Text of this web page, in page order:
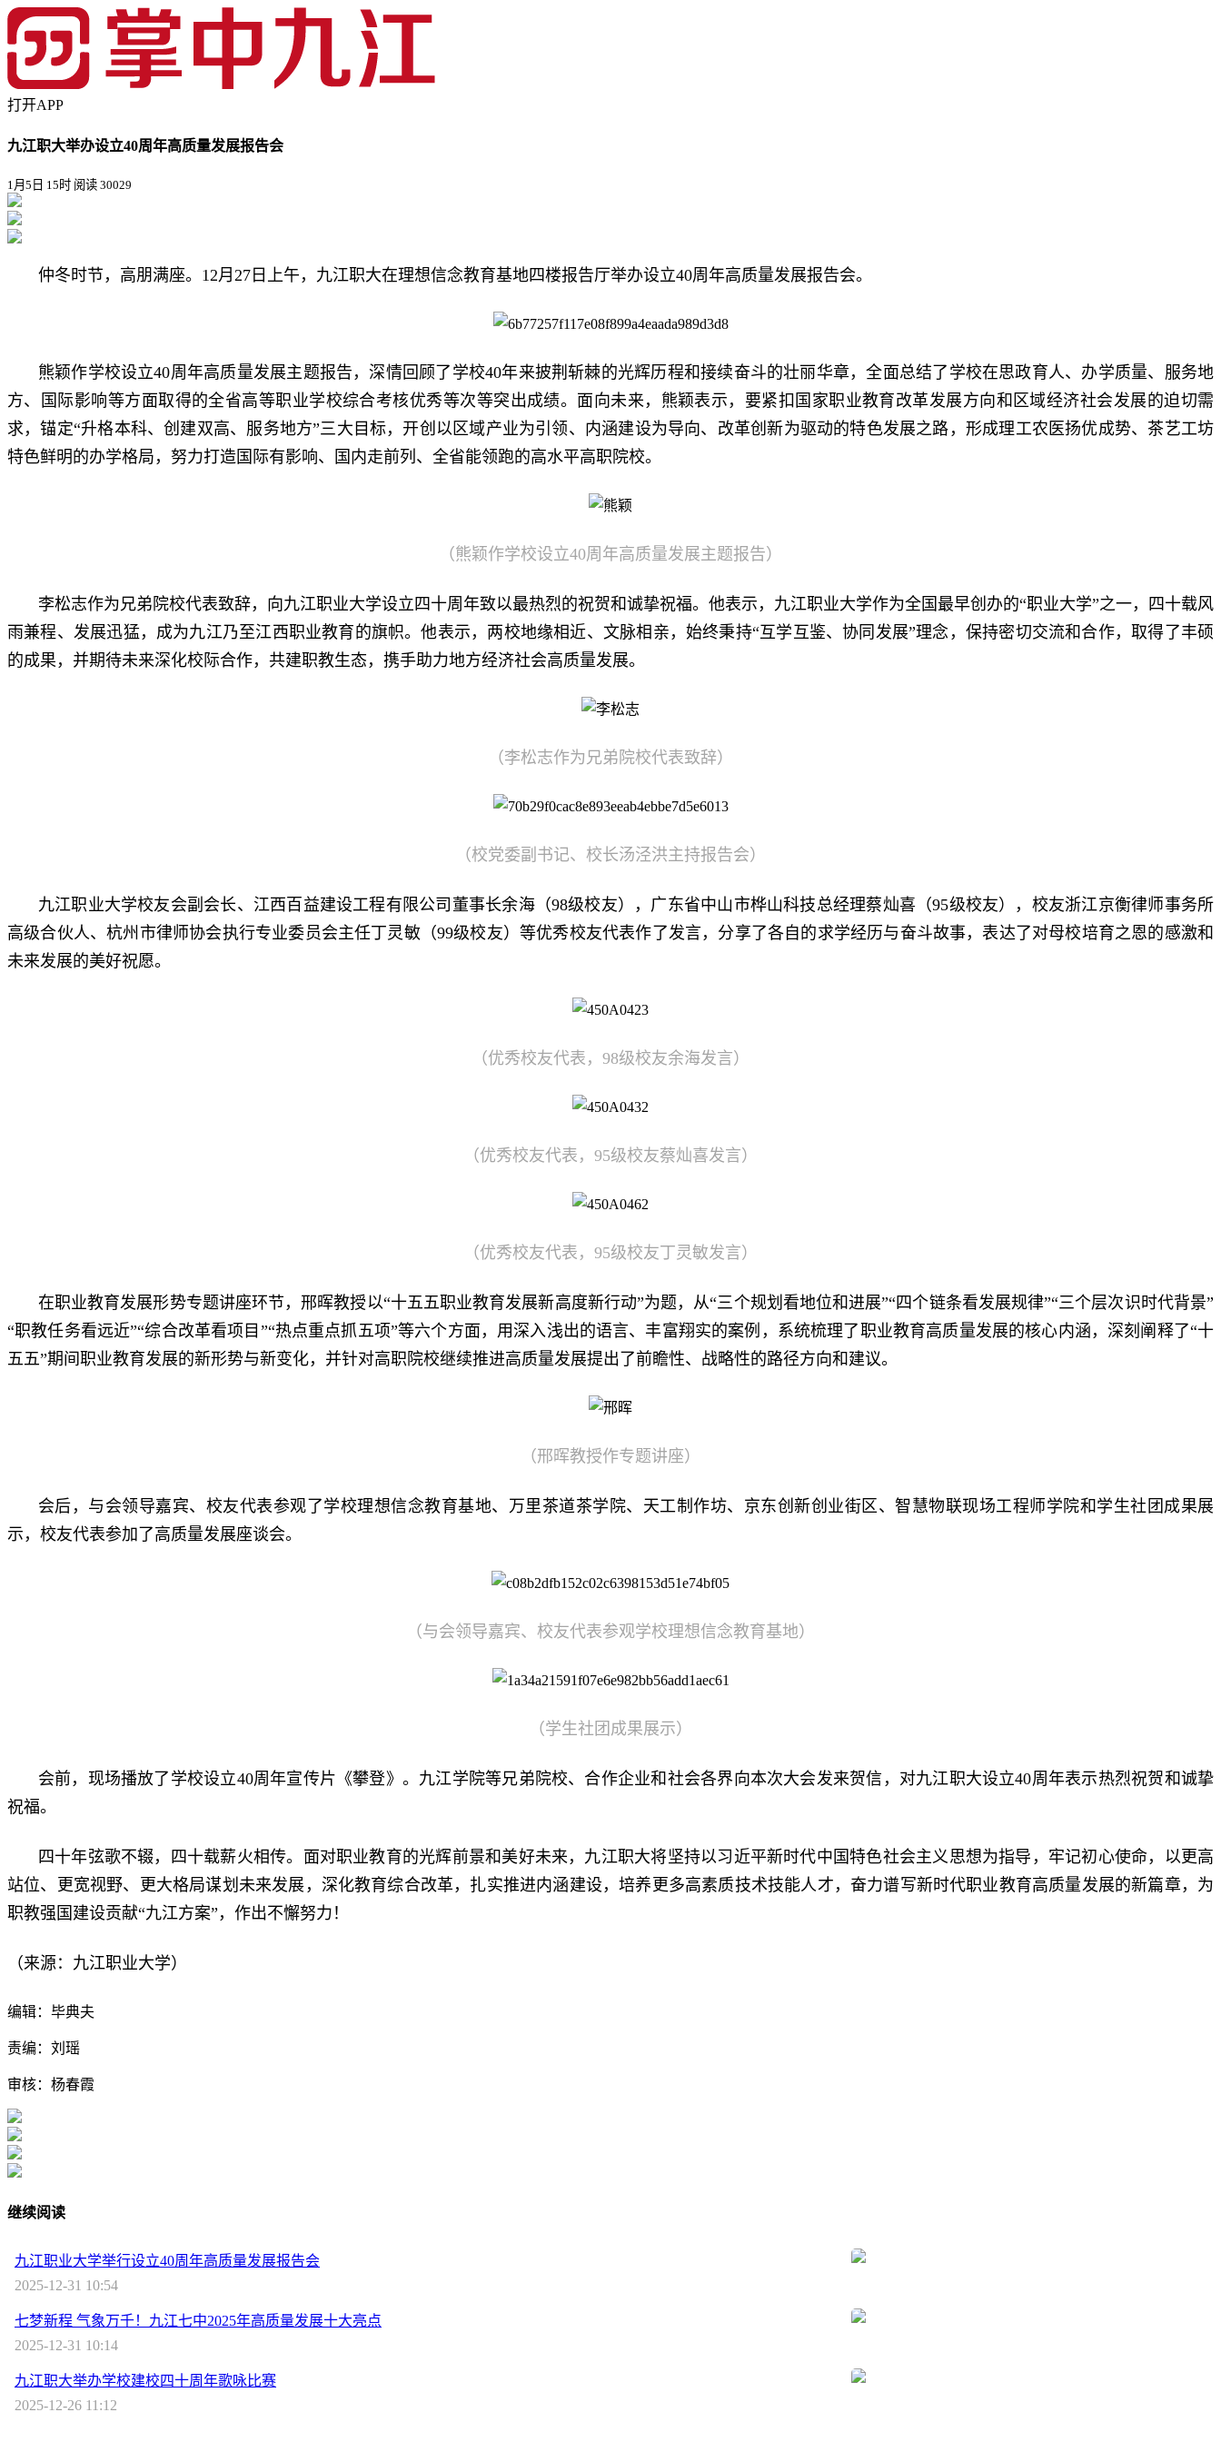
打开APP
九江职大举办设立40周年高质量发展报告会
1月5日 15时 阅读 30029
仲冬时节，高朋满座。12月27日上午，九江职大在理想信念教育基地四楼报告厅举办设立40周年高质量发展报告会。
熊颖作学校设立40周年高质量发展主题报告，深情回顾了学校40年来披荆斩棘的光辉历程和接续奋斗的壮丽华章，全面总结了学校在思政育人、办学质量、服务地
方、国际影响等方面取得的全省高等职业学校综合考核优秀等次等突出成绩。面向未来，熊颖表示，要紧扣国家职业教育改革发展方向和区域经济社会发展的迫切需
求，锚定“升格本科、创建双高、服务地方”三大目标，开创以区域产业为引领、内涵建设为导向、改革创新为驱动的特色发展之路，形成理工农医扬优成势、茶艺工坊
特色鲜明的办学格局，努力打造国际有影响、国内走前列、全省能领跑的高水平高职院校。
（熊颖作学校设立40周年高质量发展主题报告）
李松志作为兄弟院校代表致辞，向九江职业大学设立四十周年致以最热烈的祝贺和诚挚祝福。他表示，九江职业大学作为全国最早创办的“职业大学”之一，四十载风
雨兼程、发展迅猛，成为九江乃至江西职业教育的旗帜。他表示，两校地缘相近、文脉相亲，始终秉持“互学互鉴、协同发展”理念，保持密切交流和合作，取得了丰硕
的成果，并期待未来深化校际合作，共建职教生态，携手助力地方经济社会高质量发展。
（李松志作为兄弟院校代表致辞）
（校党委副书记、校长汤泾洪主持报告会）
九江职业大学校友会副会长、江西百益建设工程有限公司董事长余海（98级校友），广东省中山市桦山科技总经理蔡灿喜（95级校友），校友浙江京衡律师事务所
高级合伙人、杭州市律师协会执行专业委员会主任丁灵敏（99级校友）等优秀校友代表作了发言，分享了各自的求学经历与奋斗故事，表达了对母校培育之恩的感激和
未来发展的美好祝愿。
（优秀校友代表，98级校友余海发言）
（优秀校友代表，95级校友蔡灿喜发言）
（优秀校友代表，95级校友丁灵敏发言）
在职业教育发展形势专题讲座环节，邢晖教授以“十五五职业教育发展新高度新行动”为题，从“三个规划看地位和进展”“四个链条看发展规律”“三个层次识时代背景”
“职教任务看远近”“综合改革看项目”“热点重点抓五项”等六个方面，用深入浅出的语言、丰富翔实的案例，系统梳理了职业教育高质量发展的核心内涵，深刻阐释了“十
五五”期间职业教育发展的新形势与新变化，并针对高职院校继续推进高质量发展提出了前瞻性、战略性的路径方向和建议。
（邢晖教授作专题讲座）
会后，与会领导嘉宾、校友代表参观了学校理想信念教育基地、万里茶道茶学院、天工制作坊、京东创新创业街区、智慧物联现场工程师学院和学生社团成果展
示，校友代表参加了高质量发展座谈会。
（与会领导嘉宾、校友代表参观学校理想信念教育基地）
（学生社团成果展示）
会前，现场播放了学校设立40周年宣传片《攀登》。九江学院等兄弟院校、合作企业和社会各界向本次大会发来贺信，对九江职大设立40周年表示热烈祝贺和诚挚
祝福。
四十年弦歌不辍，四十载薪火相传。面对职业教育的光辉前景和美好未来，九江职大将坚持以习近平新时代中国特色社会主义思想为指导，牢记初心使命，以更高
站位、更宽视野、更大格局谋划未来发展，深化教育综合改革，扎实推进内涵建设，培养更多高素质技术技能人才，奋力谱写新时代职业教育高质量发展的新篇章，为
职教强国建设贡献“九江方案”，作出不懈努力！
（来源：九江职业大学）
编辑：毕典夫
责编：刘瑶
审核：杨春霞
继续阅读
九江职业大学举行设立40周年高质量发展报告会
2025-12-31 10:54
七梦新程 气象万千！九江七中2025年高质量发展十大亮点
2025-12-31 10:14
九江职大举办学校建校四十周年歌咏比赛
2025-12-26 11:12